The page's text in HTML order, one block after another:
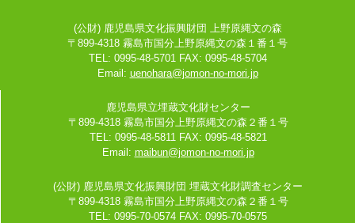
(公財) 鹿児島県文化振興財団 上野原縄文の森
〒899-4318 霧島市国分上野原縄文の森１番１号
TEL: 0995-48-5701 FAX: 0995-48-5704
Email: uenohara@jomon-no-mori.jp
鹿児島県立埋蔵文化財センター
〒899-4318 霧島市国分上野原縄文の森２番１号
TEL: 0995-48-5811 FAX: 0995-48-5821
Email: maibun@jomon-no-mori.jp
(公財) 鹿児島県文化振興財団 埋蔵文化財調査センター
〒899-4318 霧島市国分上野原縄文の森２番１号
TEL: 0995-70-0574 FAX: 0995-70-0575